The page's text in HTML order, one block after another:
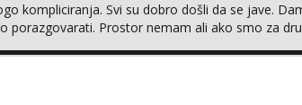
kompliciranja. Svi su dobro došli da se jave.
porazgovarati. Prostor nemam ali ako smo za